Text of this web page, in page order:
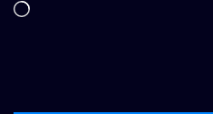
Chargement…